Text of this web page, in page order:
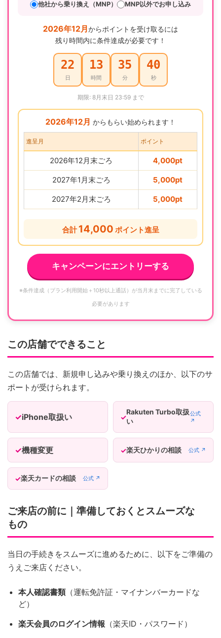
他社から乗り換え（MNP） MNP以外でお申し込み
2026年12月 からポイントを受け取るには
残り時間内に条件達成が必要です！
22
日
13
時間
35
分
39
秒
期限: 8月末日 23:59 まで
2026年12月 からもらい始められます！
進呈月 ポイント
2026年12月末ごろ 4,000pt
2027年1月末ごろ 5,000pt
2027年2月末ごろ 5,000pt
合計14,000 ポイント進呈
キャンペーンにエントリーする
※条件達成（プラン利用開始＋10秒以上通話）が当月末までに完了している
必要があります
この店舗でできること
この店舗では、新規申し込みや乗り換えのほか、以下のサ
ポートが受けられます。
iPhone取扱い
Rakuten Turbo取扱
い
公式
↗
機種変更 楽天ひかりの相談 公式 ↗
楽天カードの相談 公式 ↗
ご来店の前に｜準備しておくとスムーズな
もの
当日の手続きをスムーズに進めるために、以下をご準備の
うえご来店ください。
本人確認書類（運転免許証・マイナンバーカードな
ど）
楽天会員のログイン情報 （楽天ID・パスワード）